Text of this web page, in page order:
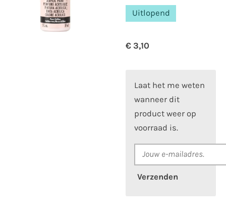
Uitlopend
€ 3,10
Laat het me weten
wanneer dit
product weer op
voorraad is.
Verzenden